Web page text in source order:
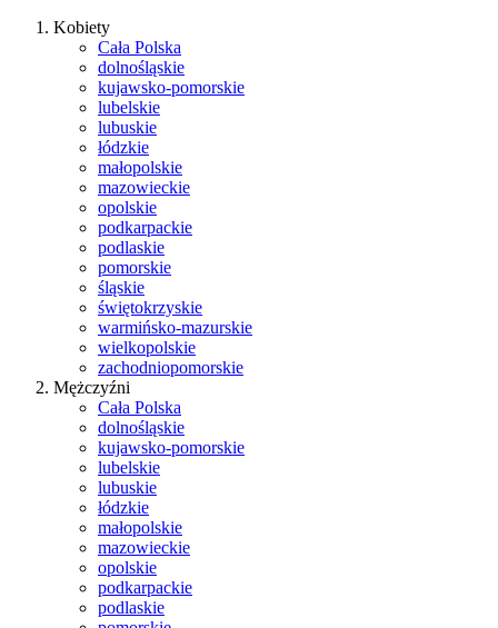
Kobiety
Cała Polska
dolnośląskie
kujawsko-pomorskie
lubelskie
lubuskie
łódzkie
małopolskie
mazowieckie
opolskie
podkarpackie
podlaskie
pomorskie
śląskie
świętokrzyskie
warmińsko-mazurskie
wielkopolskie
zachodniopomorskie
Mężczyźni
Cała Polska
dolnośląskie
kujawsko-pomorskie
lubelskie
lubuskie
łódzkie
małopolskie
mazowieckie
opolskie
podkarpackie
podlaskie